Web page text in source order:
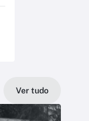
Ver tudo